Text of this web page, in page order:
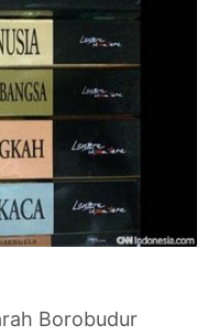
Borobudur